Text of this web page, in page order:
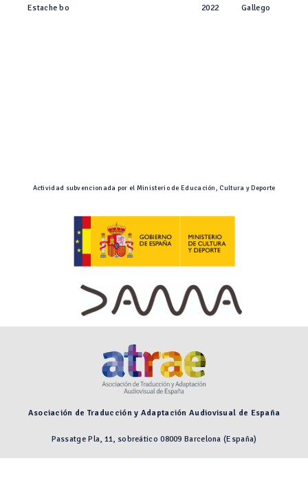
Estache bo 2022 Gallego
Actividad subvencionada por el Ministerio de Educación, Cultura y Deporte
Asociación de Traducción y Adaptación Audiovisual de España
Passatge Pla, 11, sobreático 08009 Barcelona (España)